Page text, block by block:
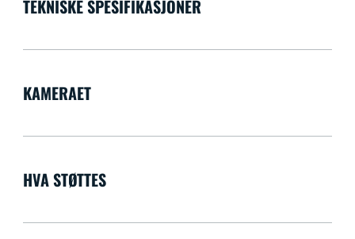
TEKNISKE SPESIFIKASJONER
KAMERAET
HVA STØTTES